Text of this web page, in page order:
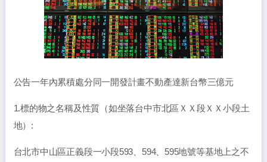
公告一年內累積處分同一開發計畫不動產達新台幣三億元
1.標的物之名稱及性質（如坐落台中市北區ＸＸ段ＸＸ小段土
地）:
台北市中山區正義段一小段593、594、595地號等基地上之不